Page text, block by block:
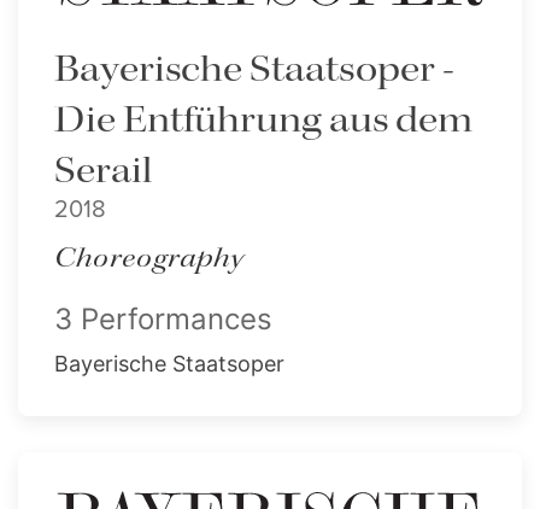
Bayerische Staatsoper -
Die Entführung aus dem
Serail
2018
Choreography
3 Performances
Bayerische Staatsoper